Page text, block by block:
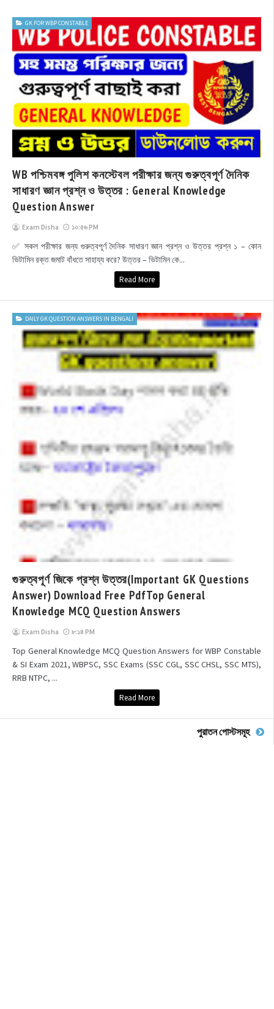
GK FOR WBP CONSTABLE
WB পশ্চিমবঙ্গ পুলিশ কনস্টেবল পরীক্ষার জন্য গুরুত্বপূর্ণ দৈনিক
সাধারণ জ্ঞান প্রশ্ন ও উত্তর : General Knowledge
Question Answer
Exam Disha ১০:৫৬ PM
✅ সকল পরীক্ষার জন্য গুরুত্বপূর্ণ দৈনিক সাধারণ জ্ঞান প্রশ্ন ও উত্তর প্রশ্ন ১ – কোন
ভিটামিন রক্ত ​​জমাট বাঁধতে সাহায্য করে? উত্তর – ভিটামিন কে...
Read More
DAILY GK QUESTION ANSWERS IN BENGALI
গুরুত্বপূর্ণ জিকে প্রশ্ন উত্তর(Important GK Questions
Answer) Download Free PdfTop General
Knowledge MCQ Question Answers
Exam Disha ৮:১৪ PM
Top General Knowledge MCQ Question Answers for WBP Constable
& SI Exam 2021, WBPSC, SSC Exams (SSC CGL, SSC CHSL, SSC MTS),
RRB NTPC, ...
Read More
পুরাতন পোস্টসমূহ